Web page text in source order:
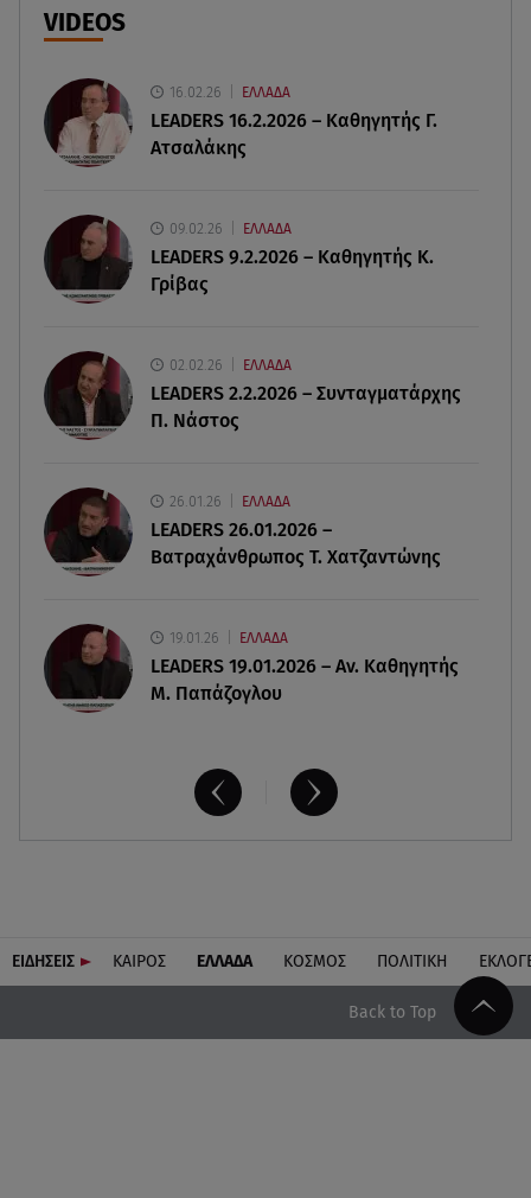
09.08.26 , 15:16
γάμου - Η ανακοίνωση
09.08.26 , 14:42
09.08.26 , 14:32
Πινακίδες κυκλοφορίας με λίγα κλικ - Τέλος οι
09.08.26 , 14:01
Γνωστός δημοσιογράφος αποκάλυψε ότι
σύντομα παντρεύεται τη σύντροφό του
Αδιάβροχη μάσκαρα: αφαίρεσε την χωρίς να
ταλαιπωρείς τις βλεφερίδες σου
VIDEOS
16.02.26 ΕΛΛΑΔΑ
LEADERS 16.2.2026 – Καθηγητής Γ.
Ατσαλάκης
09.02.26 ΕΛΛΑΔΑ
LEADERS 9.2.2026 – Καθηγητής Κ.
Γρίβας
02.02.26 ΕΛΛΑΔΑ
LEADERS 2.2.2026 – Συνταγματάρχης
Π. Νάστος
26.01.26 ΕΛΛΑΔΑ
LEADERS 26.01.2026 –
Βατραχάνθρωπος Τ. Χατζαντώνης
19.01.26 ΕΛΛΑΔΑ
LEADERS 19.01.2026 – Αν. Καθηγητής
Μ. Παπάζογλου
ΕΙΔΗΣΕΙΣ ΚΑΙΡΟΣ ΕΛΛΑΔΑ ΚΟΣΜΟΣ ΠΟΛΙΤΙΚΗ
Back to Top